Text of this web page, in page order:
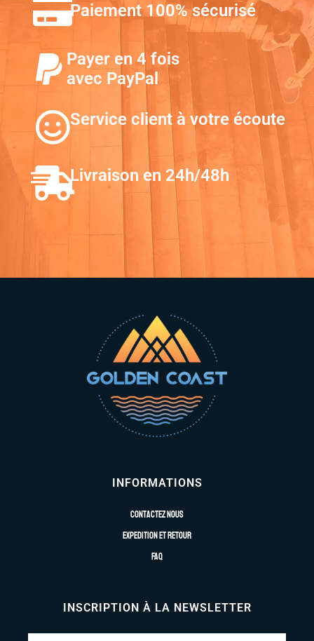
Paiement 100% sécurisé
Payer en 4 fois
avec PayPal
Service client à votre écoute
Livraison en 24h/48h
INFORMATIONS
Contactez nous
Expedition et retour
FAQ
INSCRIPTION À LA NEWSLETTER